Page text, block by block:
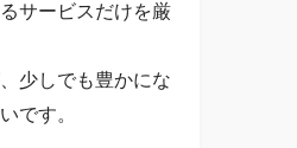
サービスだけを厳
少しでも豊かにな
です。